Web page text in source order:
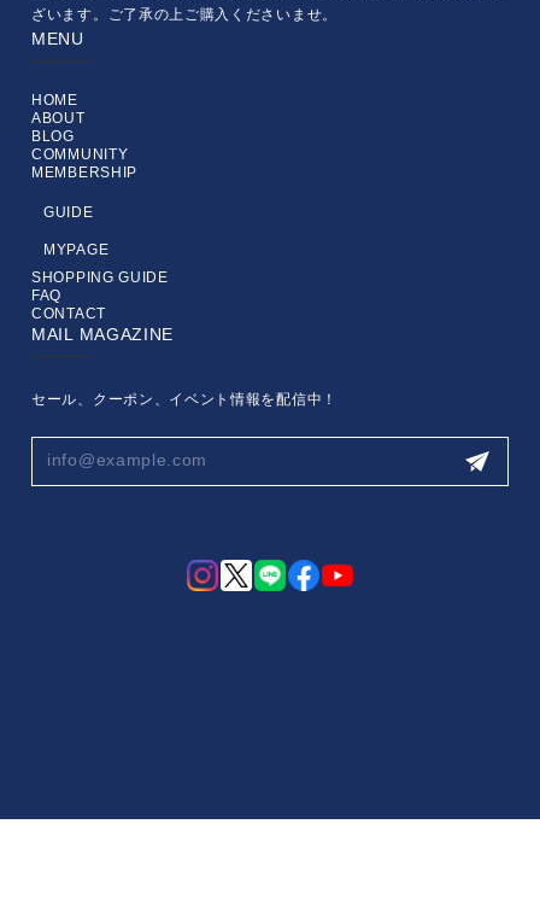
ざいます。ご了承の上ご購入くださいませ。
MENU
HOME
ABOUT
BLOG
COMMUNITY
MEMBERSHIP
GUIDE
MYPAGE
SHOPPING GUIDE
FAQ
CONTACT
MAIL MAGAZINE
セール、クーポン、イベント情報を配信中！